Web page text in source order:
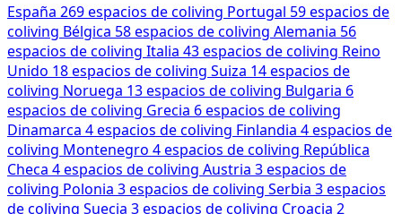
España 269 espacios de coliving Portugal 59 espacios de
coliving Bélgica 58 espacios de coliving Alemania 56
espacios de coliving Italia 43 espacios de coliving Reino
Unido 18 espacios de coliving Suiza 14 espacios de
coliving Noruega 13 espacios de coliving Bulgaria 6
espacios de coliving Grecia 6 espacios de coliving
Dinamarca 4 espacios de coliving Finlandia 4 espacios de
coliving Montenegro 4 espacios de coliving República
Checa 4 espacios de coliving Austria 3 espacios de
coliving Polonia 3 espacios de coliving Serbia 3 espacios
de coliving Suecia 3 espacios de coliving Croacia 2